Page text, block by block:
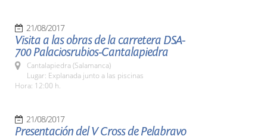
21/08/2017
Visita a las obras de la carretera DSA-
700 Palaciosrubios-Cantalapiedra
Cantalapiedra (Salamanca)
Lugar: Explanada junto a las piscinas
Hora: 12:00 h.
21/08/2017
Presentación del V Cross de Pelabravo